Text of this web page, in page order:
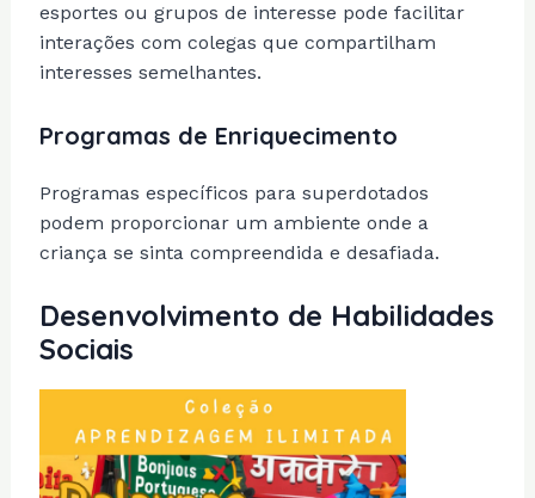
esportes ou grupos de interesse pode facilitar
interações com colegas que compartilham
interesses semelhantes.
Programas de Enriquecimento
Programas específicos para superdotados
podem proporcionar um ambiente onde a
criança se sinta compreendida e desafiada.
Desenvolvimento de Habilidades
Sociais